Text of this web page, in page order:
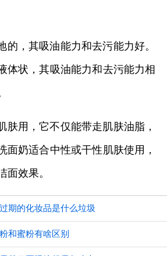
的，其吸油能力和去污能力好。
体状，其吸油能力和去污能力相
肤用，它不仅能带走肌肤油脂，
面奶适合中性或干性肌肤使用，
面效果。
期的化妆品是什么垃圾
和蜜粉有啥区别